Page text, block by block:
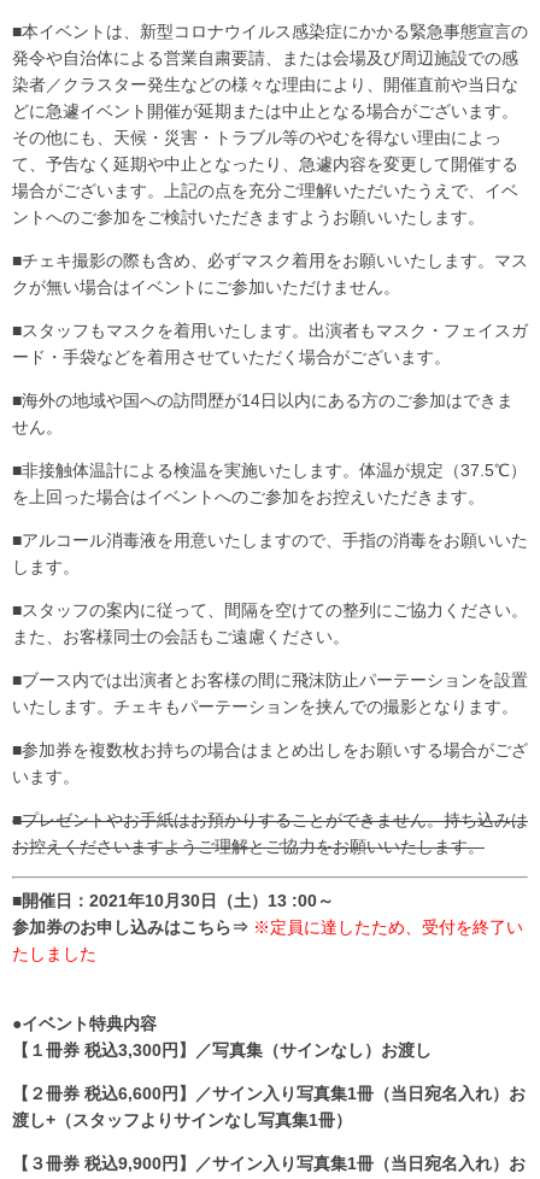
■本イベントは、新型コロナウイルス感染症にかかる緊急事態宣⾔の
発令や⾃治体による営業⾃粛要請、または会場及び周辺施設での感
染者／クラスター発⽣などの様々な理由により、開催直前や当⽇な
どに急遽イベント開催が延期または中⽌となる場合がございます。
その他にも、天候・災害・トラブル等のやむを得ない理由によっ
て、予告なく延期や中止となったり、急遽内容を変更して開催する
場合がございます。上記の点を充分ご理解いただいたうえで、イベ
ントへのご参加をご検討いただきますようお願いいたします。
■チェキ撮影の際も含め、必ずマスク着用をお願いいたします。マス
クが無い場合はイベントにご参加いただけません。
■スタッフもマスクを着用いたします。出演者もマスク・フェイスガ
ード・手袋などを着用させていただく場合がございます。
■海外の地域や国への訪問歴が14日以内にある方のご参加はできま
せん。
■非接触体温計による検温を実施いたします。体温が規定（37.5℃）
を上回った場合はイベントへのご参加をお控えいただきます。
■アルコール消毒液を用意いたしますので、手指の消毒をお願いいた
します。
■スタッフの案内に従って、間隔を空けての整列にご協力ください。
また、お客様同士の会話もご遠慮ください。
■ブース内では出演者とお客様の間に飛沫防止パーテーションを設置
いたします。チェキもパーテーションを挟んでの撮影となります。
■参加券を複数枚お持ちの場合はまとめ出しをお願いする場合がござ
います。
■プレゼントやお手紙はお預かりすることができません。持ち込みは
お控えくださいますようご理解とご協力をお願いいたします。
■開催日：2021年10月30日（土）13 :00～
参加券のお申し込みはこちら⇒ ※定員に達したため、受付を終了い
たしました
●イベント特典内容
【１冊券 税込3,300円】／写真集（サインなし）お渡し
【２冊券 税込6,600円】／サイン入り写真集1冊（当日宛名入れ）お
渡し+（スタッフよりサインなし写真集1冊）
【３冊券 税込9,900円】／サイン入り写真集1冊（当日宛名入れ）お